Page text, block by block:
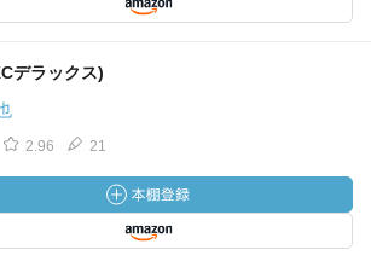
デラックス)
2.96 21